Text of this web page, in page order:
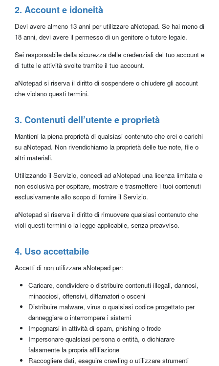
2. Account e idoneità
Devi avere almeno 13 anni per utilizzare aNotepad. Se hai meno di
18 anni, devi avere il permesso di un genitore o tutore legale.
Sei responsabile della sicurezza delle credenziali del tuo account e
di tutte le attività svolte tramite il tuo account.
aNotepad si riserva il diritto di sospendere o chiudere gli account
che violano questi termini.
3. Contenuti dell’utente e proprietà
Mantieni la piena proprietà di qualsiasi contenuto che crei o carichi
su aNotepad. Non rivendichiamo la proprietà delle tue note, file o
altri materiali.
Utilizzando il Servizio, concedi ad aNotepad una licenza limitata e
non esclusiva per ospitare, mostrare e trasmettere i tuoi contenuti
esclusivamente allo scopo di fornire il Servizio.
aNotepad si riserva il diritto di rimuovere qualsiasi contenuto che
violi questi termini o la legge applicabile, senza preavviso.
4. Uso accettabile
Accetti di non utilizzare aNotepad per:
Caricare, condividere o distribuire contenuti illegali, dannosi,
minacciosi, offensivi, diffamatori o osceni
Distribuire malware, virus o qualsiasi codice progettato per
danneggiare o interrompere i sistemi
Impegnarsi in attività di spam, phishing o frode
Impersonare qualsiasi persona o entità, o dichiarare
falsamente la propria affiliazione
Raccogliere dati, eseguire crawling o utilizzare strumenti